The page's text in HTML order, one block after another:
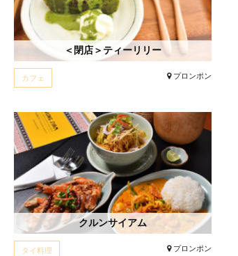
＜閉店＞ティーリリー
カフェ プロンポン
クルンサイアム
タイ料理 プロンポン